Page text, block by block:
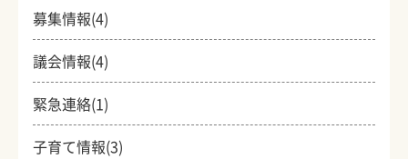
募集情報(4)
議会情報(4)
緊急連絡(1)
子育て情報(3)